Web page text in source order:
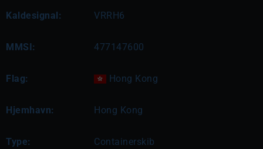
Kaldesignal: VRRH6
MMSI: 477147600
Flag: Hong Kong
Hjemhavn: Hong Kong
Type: Containerskib